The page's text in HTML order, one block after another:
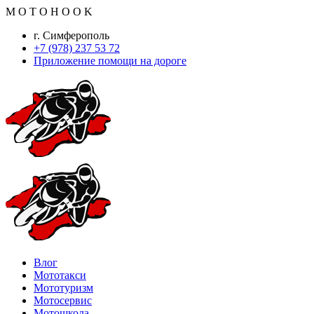
M O T O H O O K
г. Симферополь
+7 (978) 237 53 72
Приложение помощи на дороге
Влог
Мототакси
Мототуризм
Мотосервис